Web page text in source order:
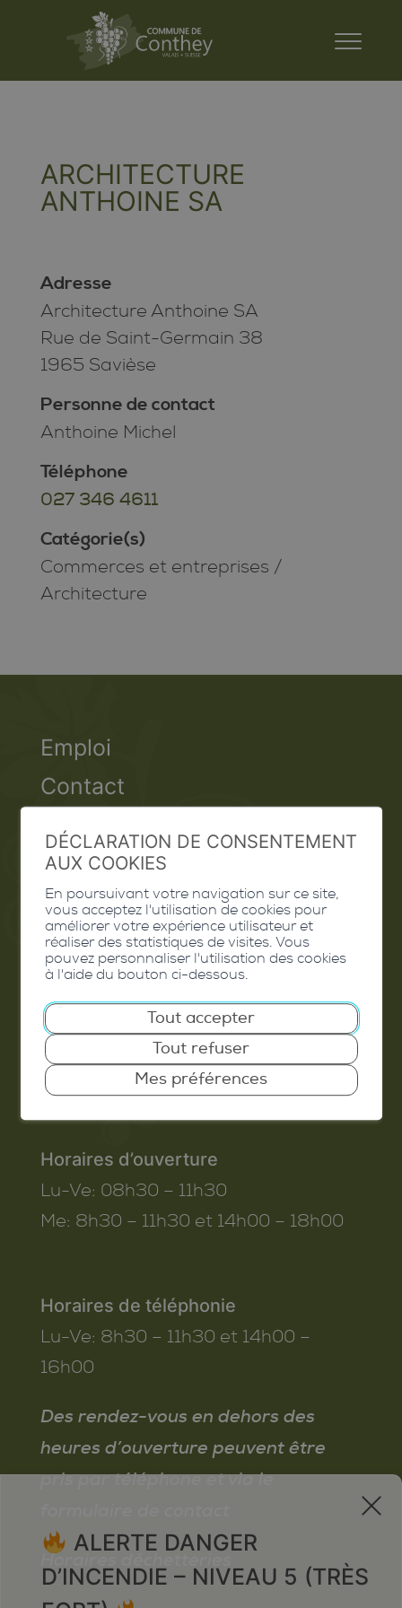
ARCHITECTURE
ANTHOINE SA
Adresse
Architecture Anthoine SA
Rue de Saint-Germain 38
1965 Savièse
Personne de contact
Anthoine Michel
Téléphone
027 346 4611
Catégorie(s)
Commerces et entreprises /
Architecture
Emploi
Contact
Extranet
Valais Excellence
Commune de Conthey
Route de Savoie 54
1975
St-Séverin
T. 027 345 45 45
info@conthey.ch
Horaires d’ouverture
Lu-Ve: 08h30 – 11h30
Me: 8h30 – 11h30 et 14h00 – 18h00
Horaires de téléphonie
Lu-Ve: 8h30 – 11h30 et 14h00 –
16h00
Des rendez-vous en dehors des
heures d’ouverture peuvent être
pris par téléphone et via le
Horaires déchetteries
x
ALERTE DANGER
D’INCENDIE – NIVEAU 5 (TRÈS
DÉCLARATION DE CONSENTEMENT
AUX COOKIES
En poursuivant votre navigation sur ce site,
vous acceptez l'utilisation de cookies pour
améliorer votre expérience utilisateur et
réaliser des statistiques de visites. Vous
pouvez personnaliser l'utilisation des cookies
à l'aide du bouton ci-dessous.
Tout accepter
Tout refuser
Mes préférences